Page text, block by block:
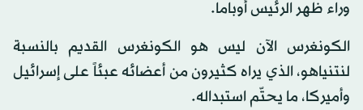
وراء ظهر الرئيس أوباما.
الكونغرس الآن ليس هو الكونغرس القديم بالنسبة
لنتنياهو، الذي يراه كثيرون من أعضائه عبئاً على إسرائيل
وأميركا، ما يحتّم استبداله.